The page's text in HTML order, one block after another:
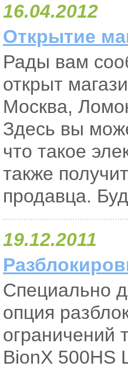
16.04.2012
Открытие
Рады вам
открыт
Москва,
Здесь вы
что такое
также
продавца.
19.12.2011
Специально
опция
ограничений
BionX 500HS